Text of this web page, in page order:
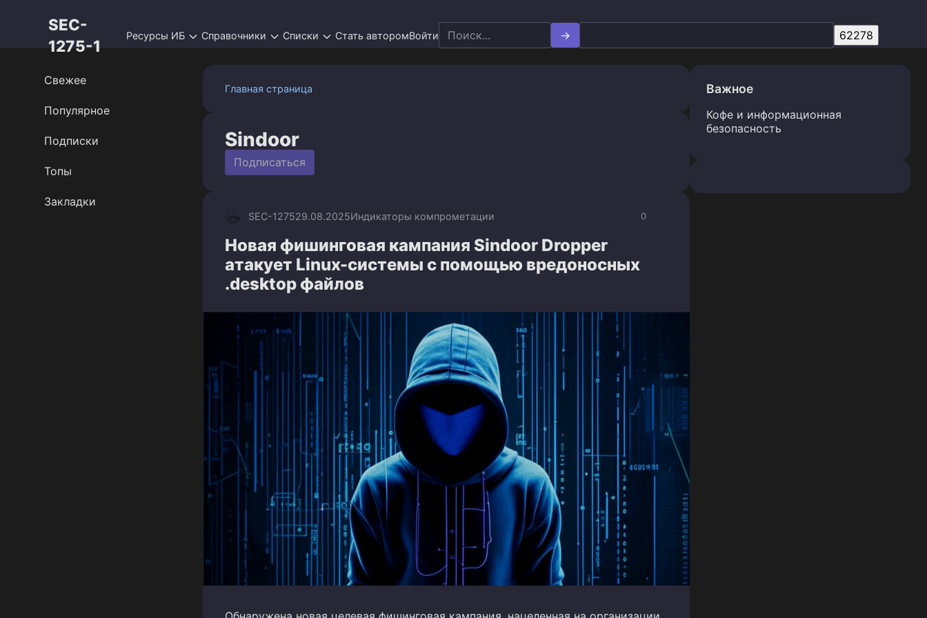
SEC-
1275-1
Ресурсы ИБ Справочники Списки Стать авторомВойти Search
for:
Главная страница
Sindoor
Подписаться
0
SEC-127529.08.2025Индикаторы компрометации
Новая фишинговая кампания Sindoor Dropper
атакует Linux-системы с помощью вредоносных
.desktop файлов
Свежее
Популярное
Подписки
Топы
Закладки
Важное
Кофе и информационная
безопасность